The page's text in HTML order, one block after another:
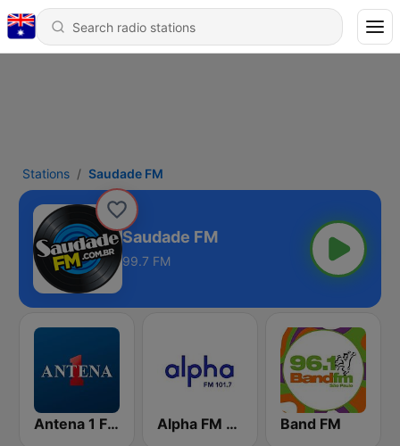
Stations Saudade FM
Saudade FM
99.7 FM
Antena 1 FM Alpha FM 101.7 Band FM